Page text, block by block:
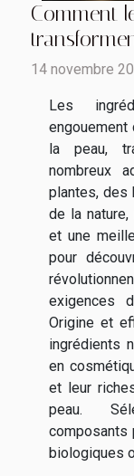
Comment
14 novembre
Les
la peau,
nombreux
plantes, des
de la
et une
pour
exigences
Origine et
ingrédients
en
et leur
peau.
composants
biologiques